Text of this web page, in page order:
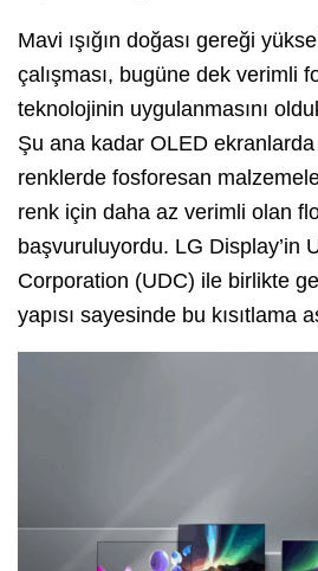
Mavi ışığın doğası gereği
çalışması, bugüne dek verimli
teknolojinin uygulanmasını
Şu ana kadar OLED ekranlarda
renklerde fosforesan
renk için daha az verimli olan
başvuruluyordu. LG Display’in
Corporation (UDC) ile birlikte
yapısı sayesinde bu kısıtlama